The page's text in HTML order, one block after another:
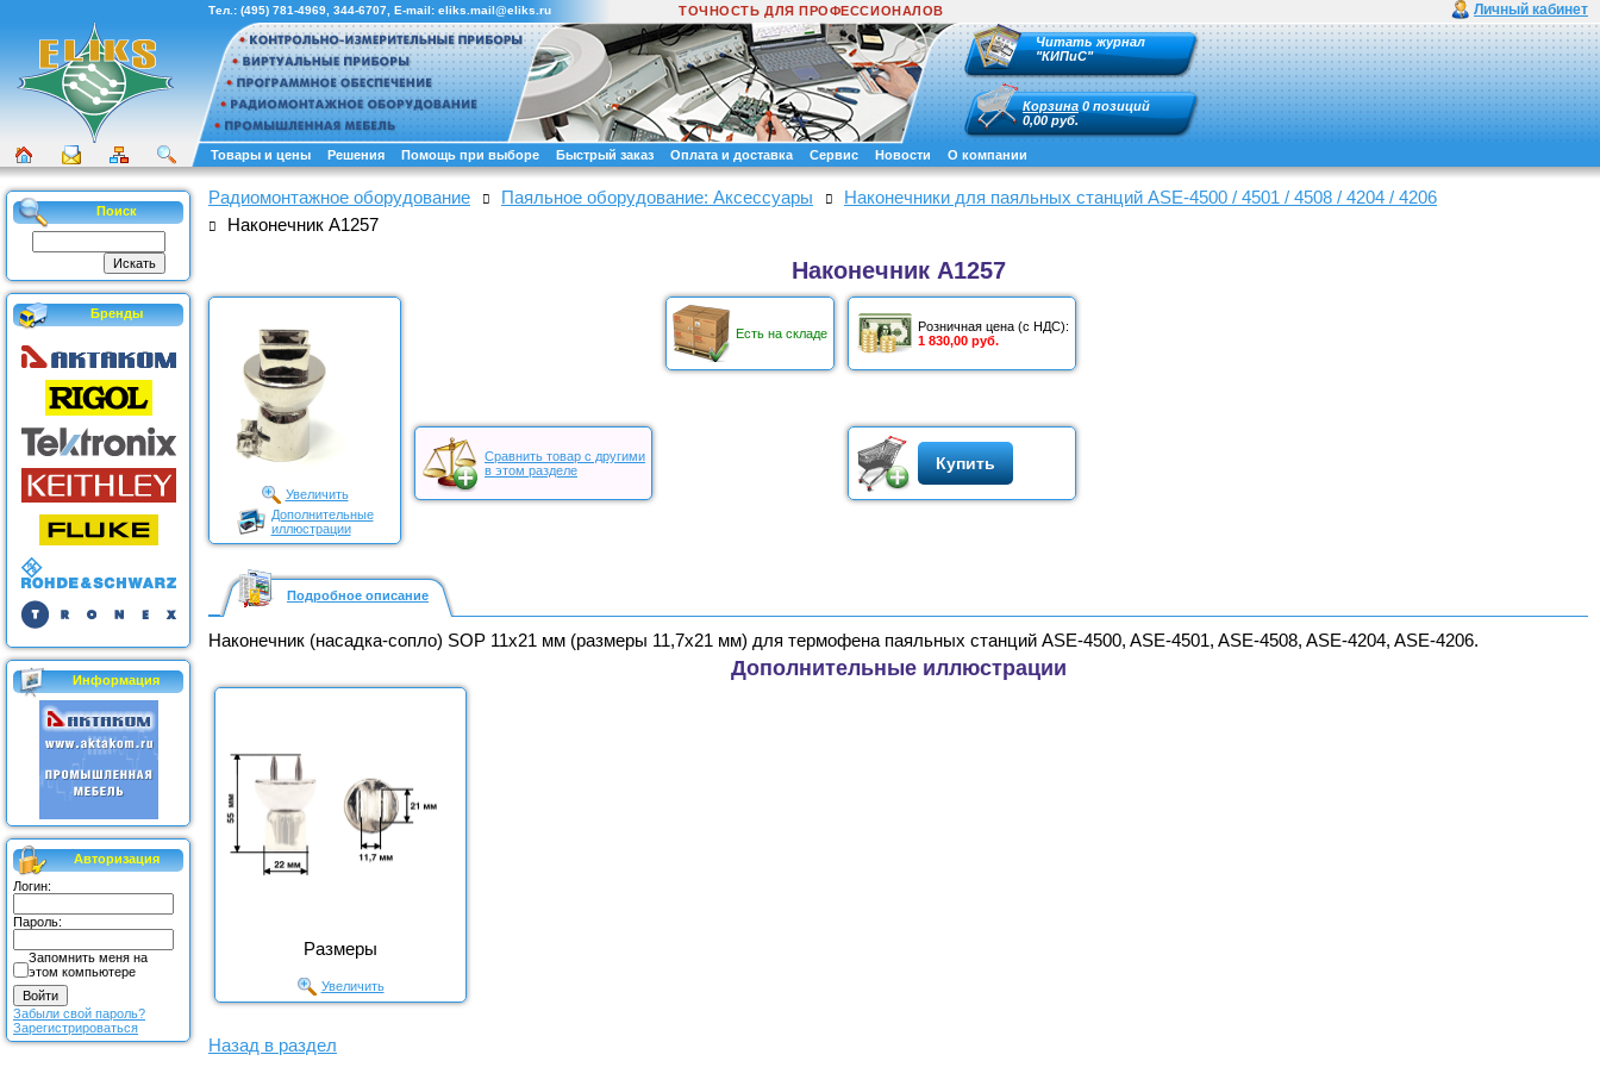
Личный кабинет
Тел.: (495) 781-4969 344-6707 , E-mail: eliks.mail@eliks.ru ТОЧНОСТЬ ДЛЯ ПРОФЕССИОНАЛОВ
Читать журнал
"КИПиС"
Корзина 0 позиций
0,00 руб.
Товары и цены Решения Помощь при выборе Быстрый заказ Оплата и доставка Сервис Новости О компании
Поиск
Бренды
Информация
Авторизация
Логин:
Пароль:
Запомнить меня на
этом компьютере
Забыли свой пароль?
Зарегистрироваться
Радиомонтажное оборудование Паяльное оборудование: Аксессуары
Наконечники для паяльных станций ASE-4500 / 4501 / 4508 / 4204 / 4206
Наконечник A1257
Наконечник A1257
Увеличить
Дополнительные
иллюстрации
Есть на складе
Розничная цена (с НДС):
1 830,00 руб.
Сравнить товар с другими
в этом разделе
Купить
Подробное описание
Наконечник (насадка-сопло) SOP 11x21 мм (размеры 11,7х21 мм) для термофена паяльных станций ASE-4500, ASE-4501, ASE-4508, ASE-4204, ASE-4206.
Дополнительные иллюстрации
Размеры
Увеличить
Назад в раздел